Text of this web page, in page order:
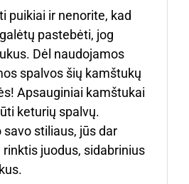
puikiai ir nenorite, kad
pastebėti, jog
Dėl naudojamos
spalvos šių kamštukų
Apsauginiai kamštukai
keturių spalvų.
stiliaus, jūs dar
juodus, sidabrinius